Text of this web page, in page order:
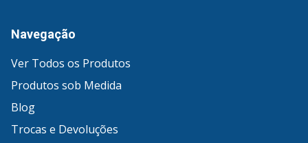
Navegação
Ver Todos os Produtos
Produtos sob Medida
Blog
Trocas e Devoluções